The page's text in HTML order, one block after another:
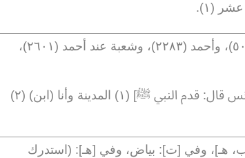
(١) .
( ٢٦٠١)،
حدثنا ابن عيينة عن الزهري عن أنس قال: قدم النبي ﷺ] (١) المدينة وأنا (ابن) (٢)
ب، هـ]، وفي [ت]: بياض، وفي [هـ]: (استدرك